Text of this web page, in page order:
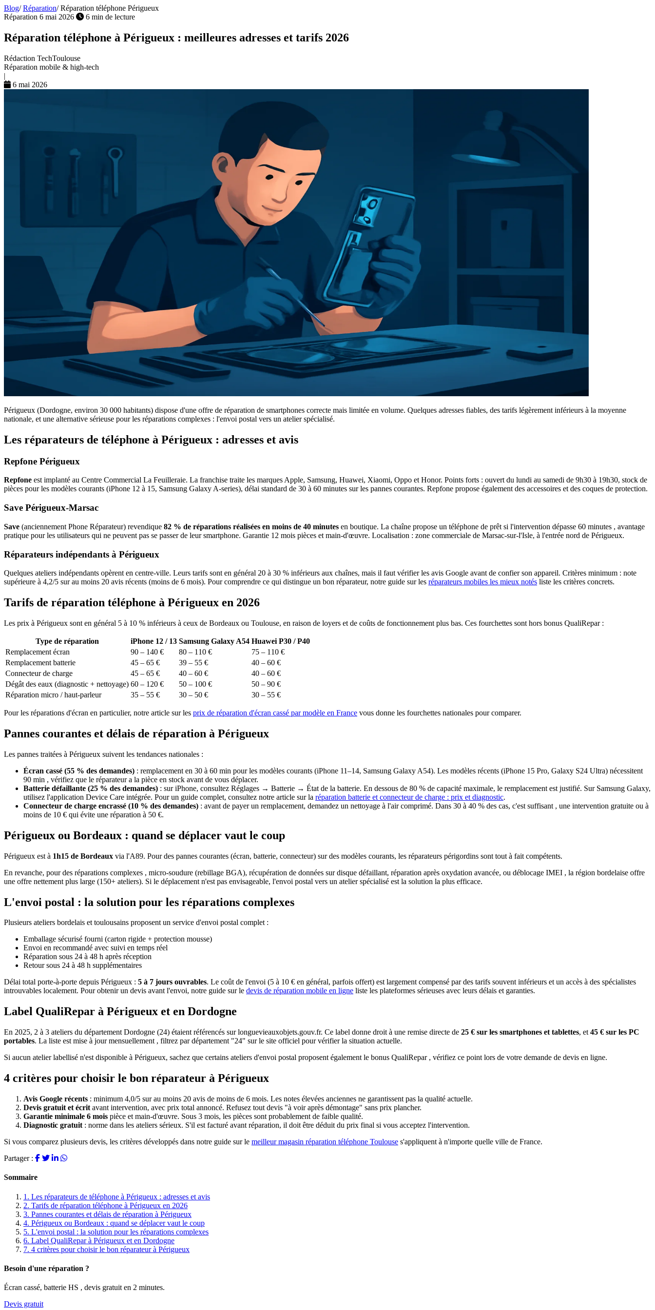
Blog/ Réparation/ Réparation téléphone Périgueux
Réparation 6 mai 2026 6 min de lecture
Réparation téléphone à Périgueux : meilleures adresses et tarifs 2026
Rédaction TechToulouse
Réparation mobile & high-tech
|
6 mai 2026
Périgueux (Dordogne, environ 30 000 habitants) dispose d'une offre de réparation de smartphones correcte mais limitée en volume. Quelques adresses fiables, des tarifs légèrement inférieurs à la moyenne
nationale, et une alternative sérieuse pour les réparations complexes : l'envoi postal vers un atelier spécialisé.
Les réparateurs de téléphone à Périgueux : adresses et avis
Repfone Périgueux
Repfone est implanté au Centre Commercial La Feuilleraie. La franchise traite les marques Apple, Samsung, Huawei, Xiaomi, Oppo et Honor. Points forts : ouvert du lundi au samedi de 9h30 à 19h30, stock de
pièces pour les modèles courants (iPhone 12 à 15, Samsung Galaxy A-series), délai standard de 30 à 60 minutes sur les pannes courantes. Repfone propose également des accessoires et des coques de protection.
Save Périgueux-Marsac
Save (anciennement Phone Réparateur) revendique 82 % de réparations réalisées en moins de 40 minutes en boutique. La chaîne propose un téléphone de prêt si l'intervention dépasse 60 minutes , avantage
pratique pour les utilisateurs qui ne peuvent pas se passer de leur smartphone. Garantie 12 mois pièces et main-d'œuvre. Localisation : zone commerciale de Marsac-sur-l'Isle, à l'entrée nord de Périgueux.
Réparateurs indépendants à Périgueux
Quelques ateliers indépendants opèrent en centre-ville. Leurs tarifs sont en général 20 à 30 % inférieurs aux chaînes, mais il faut vérifier les avis Google avant de confier son appareil. Critères minimum : note
supérieure à 4,2/5 sur au moins 20 avis récents (moins de 6 mois). Pour comprendre ce qui distingue un bon réparateur, notre guide sur les réparateurs mobiles les mieux notés liste les critères concrets.
Tarifs de réparation téléphone à Périgueux en 2026
Les prix à Périgueux sont en général 5 à 10 % inférieurs à ceux de Bordeaux ou Toulouse, en raison de loyers et de coûts de fonctionnement plus bas. Ces fourchettes sont hors bonus QualiRepar :
Type de réparation iPhone 12 / 13 Samsung Galaxy A54 Huawei P30 / P40
Remplacement écran
90 – 140 € 80 – 110 €
75 – 110 €
Remplacement batterie
45 – 65 € 39 – 55 €
40 – 60 €
Connecteur de charge
45 – 65 € 40 – 60 €
40 – 60 €
Dégât des eaux (diagnostic + nettoyage) 60 – 120 € 50 – 100 €
50 – 90 €
Réparation micro / haut-parleur
35 – 55 € 30 – 50 € 30 – 55 €
Pour les réparations d'écran en particulier, notre article sur les prix de réparation d'écran cassé par modèle en France vous donne les fourchettes nationales pour comparer.
Pannes courantes et délais de réparation à Périgueux
Les pannes traitées à Périgueux suivent les tendances nationales :
Écran cassé (55 % des demandes) : remplacement en 30 à 60 min pour les modèles courants (iPhone 11–14, Samsung Galaxy A54). Les modèles récents (iPhone 15 Pro, Galaxy S24 Ultra) nécessitent
90 min , vérifiez que le réparateur a la pièce en stock avant de vous déplacer.
Batterie défaillante (25 % des demandes) : sur iPhone, consultez Réglages → Batterie → État de la batterie. En dessous de 80 % de capacité maximale, le remplacement est justifié. Sur Samsung Galaxy,
utilisez l'application Device Care intégrée. Pour un guide complet, consultez notre article sur la réparation batterie et connecteur de charge : prix et diagnostic.
Connecteur de charge encrassé (10 % des demandes) : avant de payer un remplacement, demandez un nettoyage à l'air comprimé. Dans 30 à 40 % des cas, c'est suffisant , une intervention gratuite ou à
moins de 10 € qui évite une réparation à 50 €.
Périgueux ou Bordeaux : quand se déplacer vaut le coup
Périgueux est à 1h15 de Bordeaux via l'A89. Pour des pannes courantes (écran, batterie, connecteur) sur des modèles courants, les réparateurs périgordins sont tout à fait compétents.
En revanche, pour des réparations complexes , micro-soudure (rebillage BGA), récupération de données sur disque défaillant, réparation après oxydation avancée, ou déblocage IMEI , la région bordelaise offre
une offre nettement plus large (150+ ateliers). Si le déplacement n'est pas envisageable, l'envoi postal vers un atelier spécialisé est la solution la plus efficace.
L'envoi postal : la solution pour les réparations complexes
Plusieurs ateliers bordelais et toulousains proposent un service d'envoi postal complet :
Emballage sécurisé fourni (carton rigide + protection mousse)
Envoi en recommandé avec suivi en temps réel
Réparation sous 24 à 48 h après réception
Retour sous 24 à 48 h supplémentaires
Délai total porte-à-porte depuis Périgueux : 5 à 7 jours ouvrables. Le coût de l'envoi (5 à 10 € en général, parfois offert) est largement compensé par des tarifs souvent inférieurs et un accès à des spécialistes
introuvables localement. Pour obtenir un devis avant l'envoi, notre guide sur le devis de réparation mobile en ligne liste les plateformes sérieuses avec leurs délais et garanties.
Label QualiRepar à Périgueux et en Dordogne
En 2025, 2 à 3 ateliers du département Dordogne (24) étaient référencés sur longuevieauxobjets.gouv.fr. Ce label donne droit à une remise directe de 25 € sur les smartphones et tablettes, et 45 € sur les PC
portables. La liste est mise à jour mensuellement , filtrez par département "24" sur le site officiel pour vérifier la situation actuelle.
Si aucun atelier labellisé n'est disponible à Périgueux, sachez que certains ateliers d'envoi postal proposent également le bonus QualiRepar , vérifiez ce point lors de votre demande de devis en ligne.
4 critères pour choisir le bon réparateur à Périgueux
Avis Google récents : minimum 4,0/5 sur au moins 20 avis de moins de 6 mois. Les notes élevées anciennes ne garantissent pas la qualité actuelle.
Devis gratuit et écrit avant intervention, avec prix total annoncé. Refusez tout devis "à voir après démontage" sans prix plancher.
Garantie minimale 6 mois pièce et main-d'œuvre. Sous 3 mois, les pièces sont probablement de faible qualité.
Diagnostic gratuit : norme dans les ateliers sérieux. S'il est facturé avant réparation, il doit être déduit du prix final si vous acceptez l'intervention.
Si vous comparez plusieurs devis, les critères développés dans notre guide sur le meilleur magasin réparation téléphone Toulouse s'appliquent à n'importe quelle ville de France.
Partager :
Sommaire
1. Les réparateurs de téléphone à Périgueux : adresses et avis
2. Tarifs de réparation téléphone à Périgueux en 2026
3. Pannes courantes et délais de réparation à Périgueux
4. Périgueux ou Bordeaux : quand se déplacer vaut le coup
5. L'envoi postal : la solution pour les réparations complexes
6. Label QualiRepar à Périgueux et en Dordogne
7. 4 critères pour choisir le bon réparateur à Périgueux
Besoin d'une réparation ?
Écran cassé, batterie HS , devis gratuit en 2 minutes.
Devis gratuit